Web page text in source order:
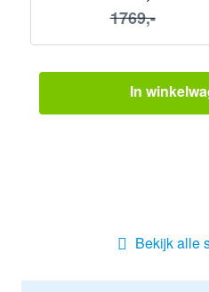
1769,-
In
Bekijk alle